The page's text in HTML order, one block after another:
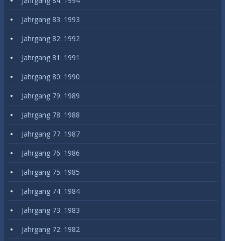
Jahrgang 83: 1993
Jahrgang 82: 1992
Jahrgang 81: 1991
Jahrgang 80: 1990
Jahrgang 79: 1989
Jahrgang 78: 1988
Jahrgang 77: 1987
Jahrgang 76: 1986
Jahrgang 75: 1985
Jahrgang 74: 1984
Jahrgang 73: 1983
Jahrgang 72: 1982